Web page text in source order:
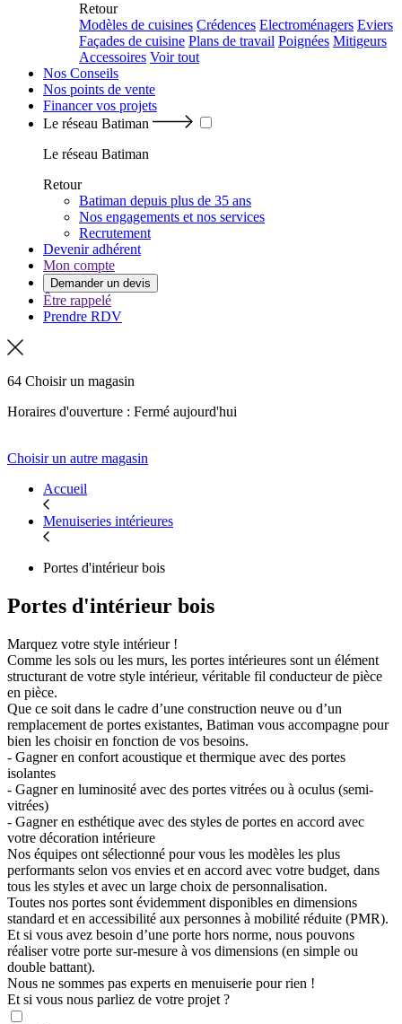
Retour
Modèles de cuisines Crédences Electroménagers Eviers
Façades de cuisine Plans de travail Poignées Mitigeurs
Accessoires Voir tout
Nos Conseils
Nos points de vente
Financer vos projets
Le réseau Batiman
Le réseau Batiman
Retour
Batiman depuis plus de 35 ans
Nos engagements et nos services
Recrutement
Devenir adhérent
Mon compte
Demander un devis
Être rappelé
Prendre RDV
64 Choisir un magasin
Horaires d'ouverture : Fermé aujourd'hui
Choisir un autre magasin
Accueil
Menuiseries intérieures
Portes d'intérieur bois
Portes d'intérieur bois
Marquez votre style intérieur !
Comme les sols ou les murs, les portes intérieures sont un élément
structurant de votre style intérieur, véritable fil conducteur de pièce
en pièce.
Que ce soit dans le cadre d’une construction neuve ou d’un
remplacement de portes existantes, Batiman vous accompagne pour
bien les choisir en fonction de vos besoins.
- Gagner en confort acoustique et thermique avec des portes
isolantes
- Gagner en luminosité avec des portes vitrées ou à oculus (semi-
vitrées)
- Gagner en esthétique avec des styles de portes en accord avec
votre décoration intérieure
Nos équipes ont sélectionné pour vous les modèles les plus
performants selon vos envies et en accord avec votre budget, dans
tous les styles et avec un large choix de personnalisation.
Toutes nos portes sont évidemment disponibles en dimensions
standard et en accessibilité aux personnes à mobilité réduite (PMR).
Et si vous avez besoin d’une porte hors norme, nous pouvons
réaliser votre porte sur-mesure à vos dimensions (en simple ou
double battant).
Nous ne sommes pas experts en menuiserie pour rien !
Et si vous nous parliez de votre projet ?